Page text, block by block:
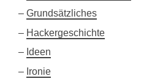
Grundsätzliches
Hackergeschichte
Ideen
Ironie